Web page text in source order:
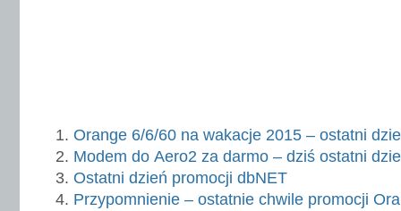
Orange 6/6/60 na wakacje 2015 – ostatni
Modem do Aero2 za darmo – dziś ostatni
Ostatni dzień promocji dbNET
Przypomnienie – ostatnie chwile promocji